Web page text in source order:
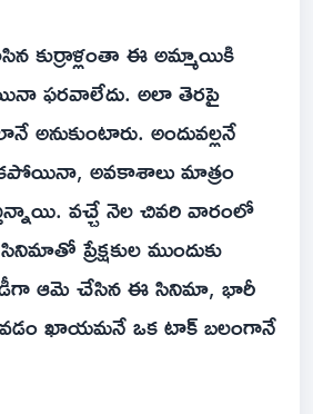
కుర్రాళ్లంతా ఈ అమ్మాయికి
ఫరవాలేదు. అలా తెరపై
అనుకుంటారు. అందువల్లనే
అవకాశాలు మాత్రం
వచ్చే నెల చివరి వారంలో
ప్రేక్షకుల ముందుకు
ఆమె చేసిన ఈ సినిమా, భారీ
ఖాయమనే ఒక టాక్ బలంగానే